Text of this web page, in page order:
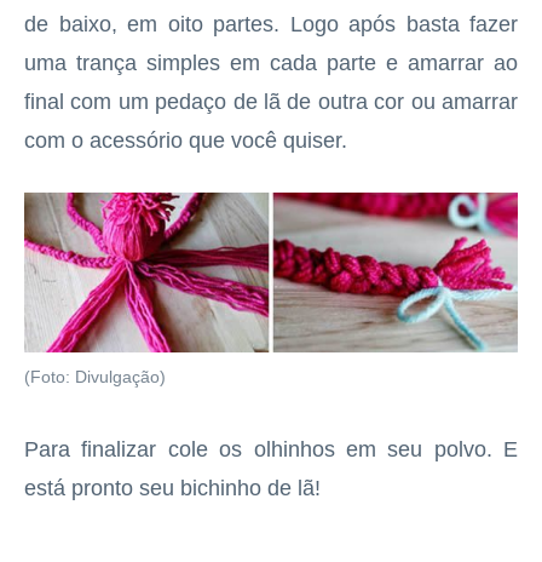
de baixo, em oito partes. Logo após basta fazer
uma trança simples em cada parte e amarrar ao
final com um pedaço de lã de outra cor ou amarrar
com o acessório que você quiser.
(Foto: Divulgação)
Para finalizar cole os olhinhos em seu polvo. E
está pronto seu bichinho de lã!